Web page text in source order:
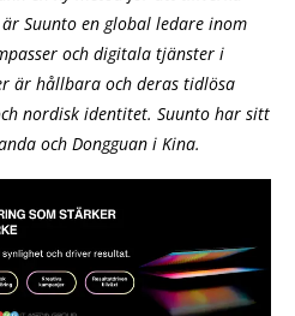
Suunto en global ledare inom
och digitala tjänster i
är hållbara och deras tidlösa
nordisk identitet. Suunto har sitt
och Dongguan i Kina.